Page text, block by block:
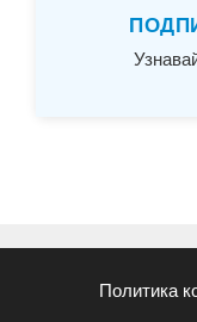
Политика